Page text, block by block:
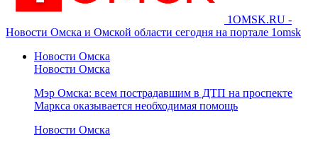
1OMSK.RU -
Новости Омска и Омской области сегодня на портале 1omsk
Новости Омска
Новости Омска
Мэр Омска: всем пострадавшим в ДТП на проспекте
Маркса оказывается необходимая помощь
Новости Омска